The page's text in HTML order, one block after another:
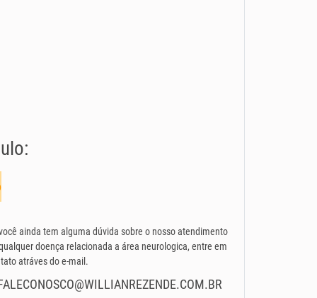
ainda tem alguma dúvida sobre o nosso atendimento
doença relacionada a área neurologica, entre em
atráves do e-mail.